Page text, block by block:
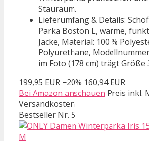
Stauraum.
Lieferumfang & Details:
Parka Boston L, warme,
Jacke, Material: 100 %
Polyurethane,
im Foto (178 cm) trägt Größe
199,95 EUR −20% 160,94 EUR
Bei Amazon anschauen Preis inkl.
Versandkosten
Bestseller Nr. 5